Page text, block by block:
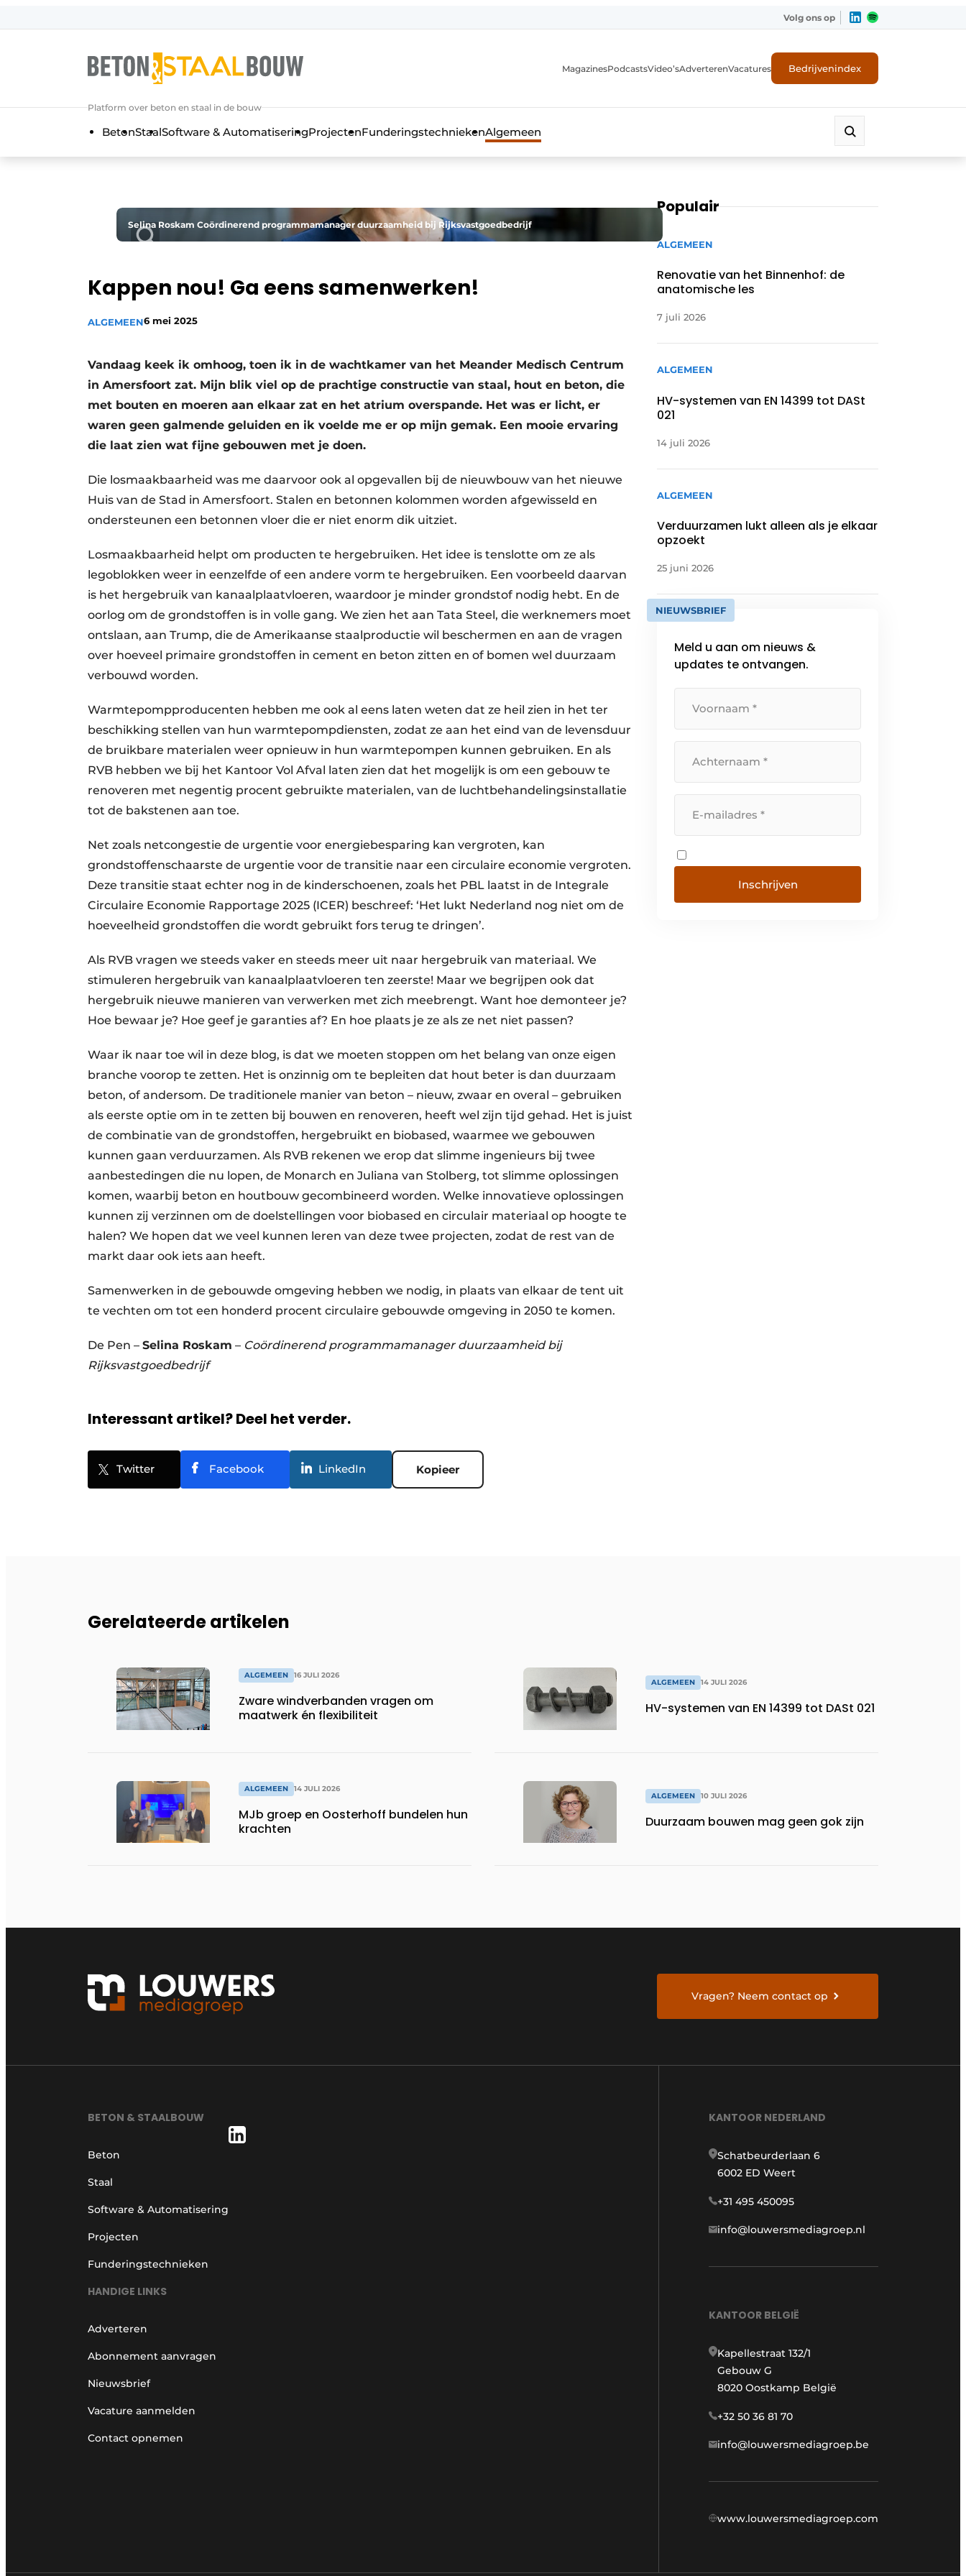
Algemene voorwaarden
Beton & Staalbouw | Ontdek hét vakblad voor de beton- en staalbouwbranche
Meest gelezen
Podcasts
Privacy / Cookie statement
Video’s
Volg ons op
Platform over beton en staal in de bouw
MagazinesPodcastsVideo’sAdverterenVacatures Bedrijvenindex
BetonStaalSoftware & AutomatiseringProjectenFunderingstechniekenAlgemeen
Selina Roskam Coördinerend programmamanager duurzaamheid bij Rijksvastgoedbedrijf
Kappen nou! Ga eens samenwerken!
ALGEMEEN6 mei 2025
Vandaag keek ik omhoog, toen ik in de wachtkamer van het Meander Medisch Centrum
in Amersfoort zat. Mijn blik viel op de prachtige constructie van staal, hout en beton, die
met bouten en moeren aan elkaar zat en het atrium overspande. Het was er licht, er
waren geen galmende geluiden en ik voelde me er op mijn gemak. Een mooie ervaring
die laat zien wat fijne gebouwen met je doen.
Die losmaakbaarheid was me daarvoor ook al opgevallen bij de nieuwbouw van het nieuwe
Huis van de Stad in Amersfoort. Stalen en betonnen kolommen worden afgewisseld en
ondersteunen een betonnen vloer die er niet enorm dik uitziet.
Losmaakbaarheid helpt om producten te hergebruiken. Het idee is tenslotte om ze als
legoblokken weer in eenzelfde of een andere vorm te hergebruiken. Een voorbeeld daarvan
is het hergebruik van kanaalplaatvloeren, waardoor je minder grondstof nodig hebt. En de
oorlog om de grondstoffen is in volle gang. We zien het aan Tata Steel, die werknemers moet
ontslaan, aan Trump, die de Amerikaanse staalproductie wil beschermen en aan de vragen
over hoeveel primaire grondstoffen in cement en beton zitten en of bomen wel duurzaam
verbouwd worden.
Warmtepompproducenten hebben me ook al eens laten weten dat ze heil zien in het ter
beschikking stellen van hun warmtepompdiensten, zodat ze aan het eind van de levensduur
de bruikbare materialen weer opnieuw in hun warmtepompen kunnen gebruiken. En als
RVB hebben we bij het Kantoor Vol Afval laten zien dat het mogelijk is om een gebouw te
renoveren met negentig procent gebruikte materialen, van de luchtbehandelingsinstallatie
tot de bakstenen aan toe.
Net zoals netcongestie de urgentie voor energiebesparing kan vergroten, kan
grondstoffenschaarste de urgentie voor de transitie naar een circulaire economie vergroten.
Deze transitie staat echter nog in de kinderschoenen, zoals het PBL laatst in de Integrale
Circulaire Economie Rapportage 2025 (ICER) beschreef: ‘Het lukt Nederland nog niet om de
hoeveelheid grondstoffen die wordt gebruikt fors terug te dringen’.
Als RVB vragen we steeds vaker en steeds meer uit naar hergebruik van materiaal. We
stimuleren hergebruik van kanaalplaatvloeren ten zeerste! Maar we begrijpen ook dat
hergebruik nieuwe manieren van verwerken met zich meebrengt. Want hoe demonteer je?
Hoe bewaar je? Hoe geef je garanties af? En hoe plaats je ze als ze net niet passen?
Waar ik naar toe wil in deze blog, is dat we moeten stoppen om het belang van onze eigen
branche voorop te zetten. Het is onzinnig om te bepleiten dat hout beter is dan duurzaam
beton, of andersom. De traditionele manier van beton – nieuw, zwaar en overal – gebruiken
als eerste optie om in te zetten bij bouwen en renoveren, heeft wel zijn tijd gehad. Het is juist
de combinatie van de grondstoffen, hergebruikt en biobased, waarmee we gebouwen
kunnen gaan verduurzamen. Als RVB rekenen we erop dat slimme ingenieurs bij twee
aanbestedingen die nu lopen, de Monarch en Juliana van Stolberg, tot slimme oplossingen
komen, waarbij beton en houtbouw gecombineerd worden. Welke innovatieve oplossingen
kunnen zij verzinnen om de doelstellingen voor biobased en circulair materiaal op hoogte te
halen? We hopen dat we veel kunnen leren van deze twee projecten, zodat de rest van de
markt daar ook iets aan heeft.
Samenwerken in de gebouwde omgeving hebben we nodig, in plaats van elkaar de tent uit
te vechten om tot een honderd procent circulaire gebouwde omgeving in 2050 te komen.
De Pen – Selina Roskam – Coördinerend programmamanager duurzaamheid bij
Rijksvastgoedbedrijf
Interessant artikel? Deel het verder.
Twitter Facebook LinkedIn Kopieer
Populair
ALGEMEEN
Renovatie van het Binnenhof: de
anatomische les
7 juli 2026
ALGEMEEN
HV-systemen van EN 14399 tot DASt
021
14 juli 2026
ALGEMEEN
Verduurzamen lukt alleen als je elkaar
opzoekt
25 juni 2026
NIEUWSBRIEF
Meld u aan om nieuws &
updates te ontvangen.
Inschrijven
Gerelateerde artikelen
ALGEMEEN 16 JULI 2026
Zware windverbanden vragen om
maatwerk én flexibiliteit
ALGEMEEN 14 JULI 2026
MJb groep en Oosterhoff bundelen hun
krachten
ALGEMEEN 14 JULI 2026
HV-systemen van EN 14399 tot DASt 021
ALGEMEEN 10 JULI 2026
Duurzaam bouwen mag geen gok zijn
Vragen? Neem contact op
BETON & STAALBOUW
Beton
Staal
Software & Automatisering
Projecten
Funderingstechnieken
HANDIGE LINKS
Adverteren
Abonnement aanvragen
Nieuwsbrief
Vacature aanmelden
Contact opnemen
KANTOOR NEDERLAND
Schatbeurderlaan 6
6002 ED Weert
+31 495 450095
info@louwersmediagroep.nl
KANTOOR BELGIË
Kapellestraat 132/1
Gebouw G
8020 Oostkamp België
+32 50 36 81 70
info@louwersmediagroep.be
www.louwersmediagroep.com